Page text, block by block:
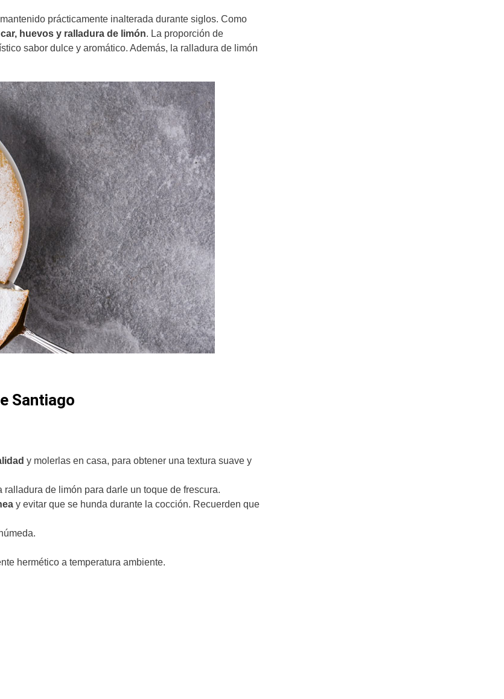
prácticamente inalterada durante siglos. Como
huevos y ralladura de limón. La proporción de
sabor dulce y aromático. Además, la ralladura de limón
Santiago
y molerlas en casa, para obtener una textura suave y
de limón para darle un toque de frescura.
y evitar que se hunda durante la cocción. Recuerden que
hermético a temperatura ambiente.